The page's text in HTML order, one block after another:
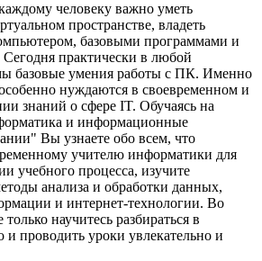
человеку важно уметь
пространстве, владеть
базовыми программами и
практически в любой
базовые умения работы с ПК. Именно
нуждаются в своевременном и
знаний о сфере IT. Обучаясь на
и информационные
Вы узнаете обо всем, что
учителю информатики для
учебного процесса, изучите
анализа и обработки данных,
и интернет-технологии. Во
научитесь разбираться в
и проводить уроки увлекательно и